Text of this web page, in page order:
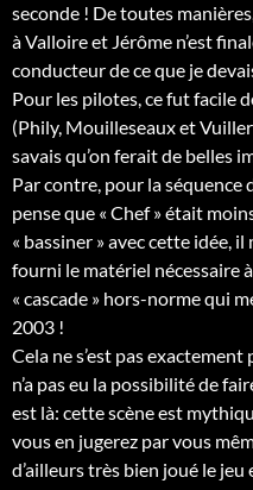
seconde ! De toutes
à Valloire et Jérôme n’est
conducteur de ce que je
Pour les pilotes, ce fut facile
(Phily, Mouilleseaux et
savais qu’on ferait de belles
Par contre, pour la séquence
pense que « Chef » était
« bassiner » avec cette idée, il
fourni le matériel nécessaire
« cascade » hors-norme qui
2003 !
Cela ne s’est pas exactement
n’a pas eu la possibilité de
est là: cette scène est
vous en jugerez par vous
d’ailleurs très bien joué le